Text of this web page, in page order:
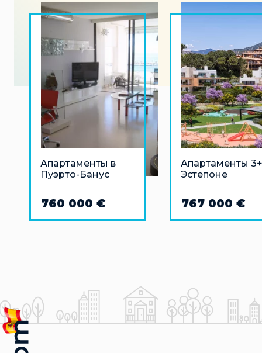
Апартаменты в
Пуэрто-Банус
760 000 €
Апартаменты
Эстепоне
767 000 €